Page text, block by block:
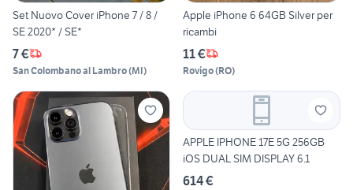
Set Nuovo Cover iPhone 7 / 8 /
SE 2020* / SE*
7 €
San Colombano al Lambro(MI)
Apple iPhone 6 64GB Silver per
ricambi
11 €
Rovigo(RO)
APPLE IPHONE 17E 5G 256GB
iOS DUAL SIM DISPLAY 6.1
614 €